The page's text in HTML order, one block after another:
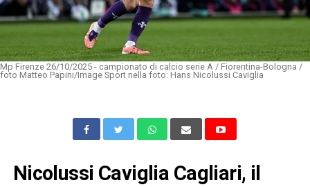
Mp Firenze 26/10/2025 - campionato di calcio serie A / Fiorentina-Bologna /
foto Matteo Papini/Image Sport nella foto: Hans Nicolussi Caviglia
Nicolussi Caviglia Cagliari, il